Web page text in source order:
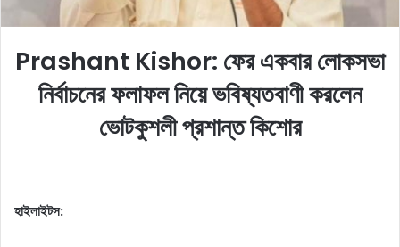
Prashant Kishor: ফের একবার লোকসভা
নির্বাচনের ফলাফল নিয়ে ভবিষ্যতবাণী করলেন
ভোটকুশলী প্রশান্ত কিশোর
হাইলাইটস: